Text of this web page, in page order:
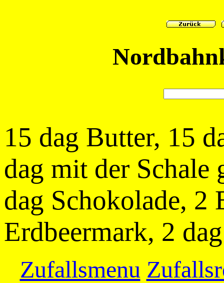
15 dag Butter, 15
dag mit der Schale
dag Schokolade,
Erdbeermark, 2
Zufallsmenu